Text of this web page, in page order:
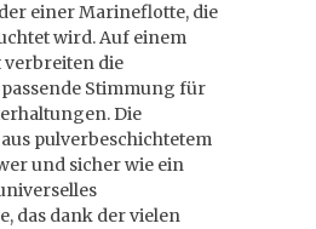
einer Marineflotte, die
wird. Auf einem
verbreiten die
Stimmung für
Die
pulverbeschichtetem
und sicher wie ein
das dank der vielen